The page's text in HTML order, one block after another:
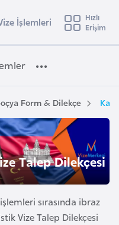
e
t
ş
i
İşlemleri
Hızlı
Erişim
Form & Dilekçe
Talep Dilekçesi
sırasında ibraz
Vize Talep Dilekçesi